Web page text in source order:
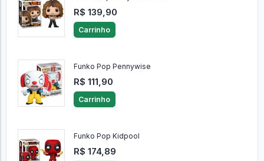
R$ 139,90
Carrinho
Funko Pop Pennywise
R$ 111,90
Carrinho
Funko Pop Kidpool
R$ 174,89